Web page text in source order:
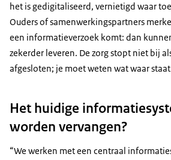
het is gedigitaliseerd, vernietigd waar
Ouders of samenwerkingspartners
een informatieverzoek komt: dan
zekerder leveren. De zorg stopt niet bij
afgesloten; je moet weten wat waar
Het huidige
worden vervangen?
“We werken met een centraal